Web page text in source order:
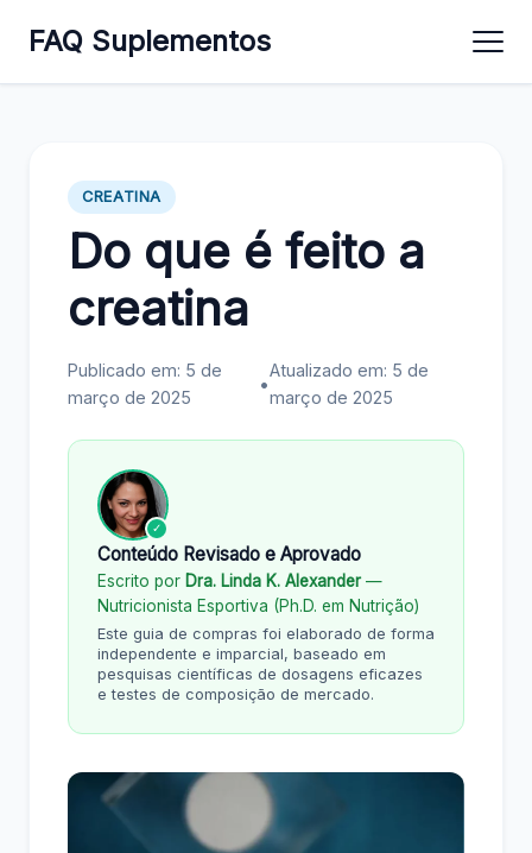
FAQ Suplementos
CREATINA
Do que é feito a
creatina​
Publicado em: 5 de
março de 2025
•
Atualizado em: 5 de
março de 2025
✓
Conteúdo Revisado e Aprovado
Escrito por Dra. Linda K. Alexander—
Nutricionista Esportiva (Ph.D. em Nutrição)
Este guia de compras foi elaborado de forma
independente e imparcial, baseado em
pesquisas científicas de dosagens eficazes
e testes de composição de mercado.